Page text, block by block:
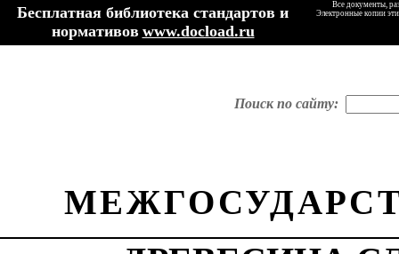
Бесплатная библиотека стандартов и
нормативов www.docload.ru
Все документы,
Электронные копии
Поиск по сайту: